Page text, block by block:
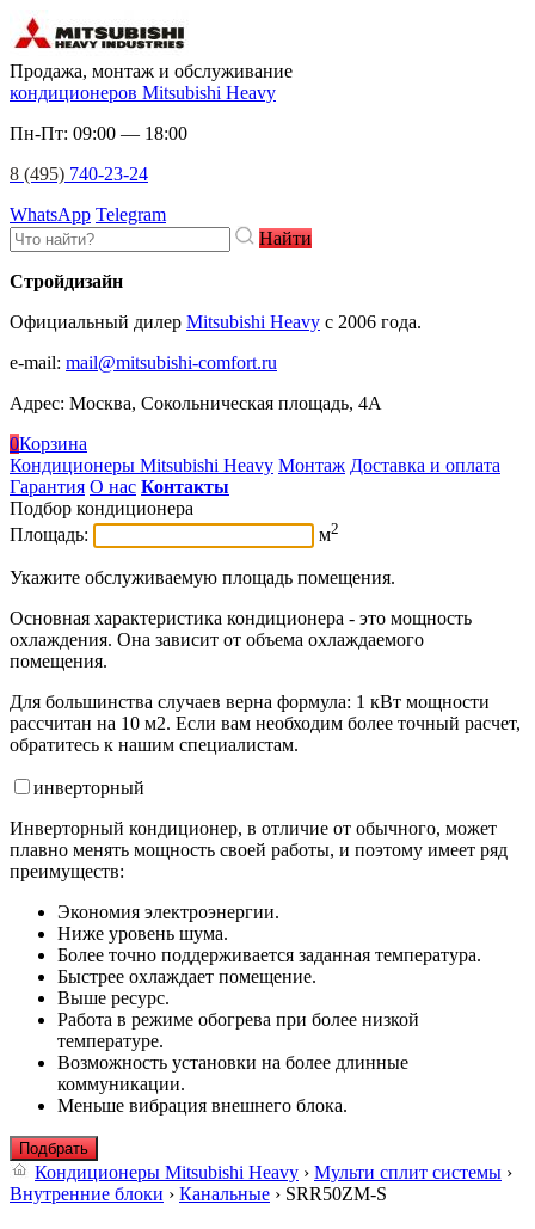
Продажа, монтаж и обслуживание
кондиционеров Mitsubishi Heavy
Пн-Пт: 09:00 — 18:00
8 (495) 740-23-24
WhatsApp Telegram
Найти
Стройдизайн
Официальный дилер Mitsubishi Heavy c 2006 года.
e-mail: mail@mitsubishi-comfort.ru
Адрес: Москва, Сокольническая площадь, 4А
0Корзина
Кондиционеры Mitsubishi Heavy Монтаж Доставка и оплата
Гарантия О нас Контакты
Подбор кондиционера
Площадь:
м2
Укажите обслуживаемую площадь помещения.
Основная характеристика кондиционера - это мощность
охлаждения. Она зависит от объема охлаждаемого
помещения.
Для большинства случаев верна формула: 1 кВт мощности
рассчитан на 10 м2. Если вам необходим более точный расчет,
обратитесь к нашим специалистам.
инверторный
Инверторный кондиционер, в отличие от обычного, может
плавно менять мощность своей работы, и поэтому имеет ряд
преимуществ:
Экономия электроэнергии.
Ниже уровень шума.
Более точно поддерживается заданная температура.
Быстрее охлаждает помещение.
Выше ресурс.
Работа в режиме обогрева при более низкой
температуре.
Возможность установки на более длинные
коммуникации.
Меньше вибрация внешнего блока.
Подбрать
Кондиционеры Mitsubishi Heavy › Мульти сплит системы ›
Внутренние блоки › Канальные › SRR50ZМ-S